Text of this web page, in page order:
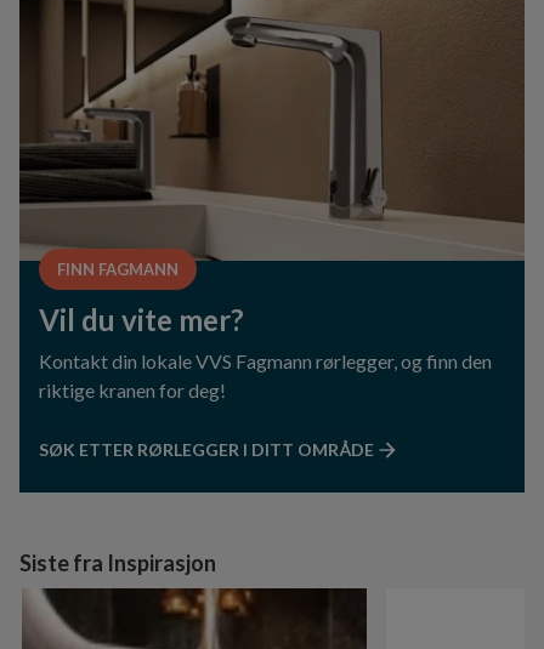
FINN FAGMANN
Vil du vite mer?
Kontakt din lokale VVS Fagmann rørlegger, og finn den
riktige kranen for deg!
SØK ETTER RØRLEGGER I DITT OMRÅDE
Siste fra Inspirasjon